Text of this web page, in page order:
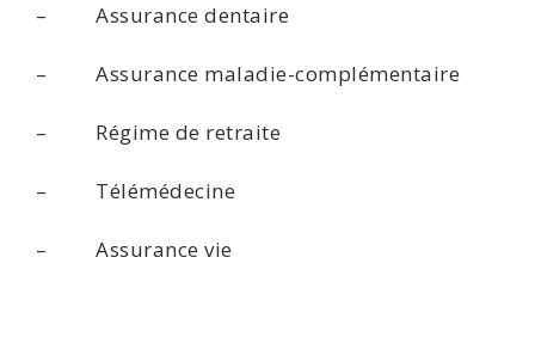
– Assurance dentaire
– Assurance maladie-complémentaire
– Régime de retraite
– Télémédecine
– Assurance vie